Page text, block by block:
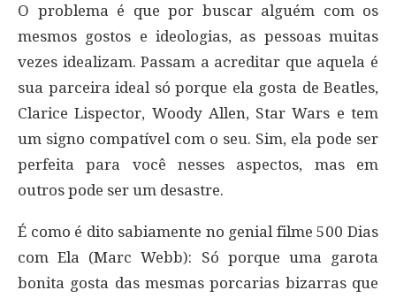
O problema é que por buscar alguém com os
mesmos gostos e ideologias, as pessoas muitas
vezes idealizam. Passam a acreditar que aquela é
sua parceira ideal só porque ela gosta de Beatles,
Clarice Lispector, Woody Allen, Star Wars e tem
um signo compatível com o seu. Sim, ela pode ser
perfeita para você nesses aspectos, mas em
outros pode ser um desastre.
É como é dito sabiamente no genial filme 500 Dias
com Ela (Marc Webb): Só porque uma garota
bonita gosta das mesmas porcarias bizarras que